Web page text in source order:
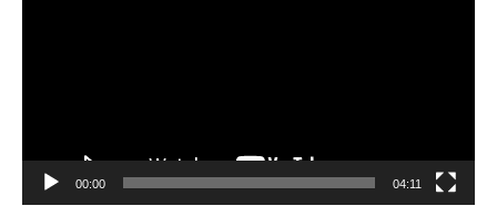
00:00 04:11